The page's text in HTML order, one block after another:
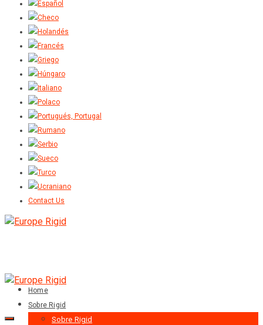
Contact Us
Home
Sobre Rigid
Sobre Rigid